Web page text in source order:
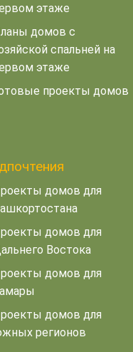
этаже
домов с
спальней на
этаже
проекты домов
домов для
домов для
Востока
домов для
домов для
регионов